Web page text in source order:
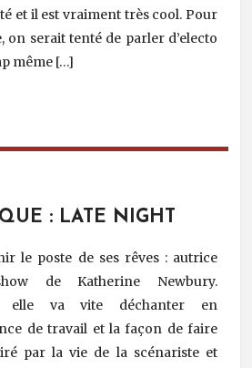
et il est vraiment très cool. Pour
on serait tenté de parler d’electo
même […]
: LATE NIGHT
le poste de ses rêves : autrice
de Katherine Newbury.
elle va vite déchanter en
de travail et la façon de faire
par la vie de la scénariste et